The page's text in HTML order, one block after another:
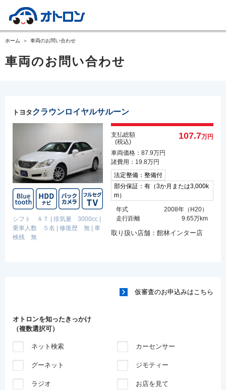
ホーム 車両のお問い合わせ
車両のお問い合わせ
トヨタクラウンロイヤルサルーン
シフト ＡＴ 排気量 3000cc
乗車人数 ５名
修復歴 無
車
検残 無
支払総額
(税込)
107.7万円
車両価格：87.9万円
諸費用：19.8万円
法定整備：整備付
部分保証：有（3か月または3,000k
m）
年式
2008年（H20）
走行距離
9.65万km
取り扱い店舗：館林インター店
仮審査のお申込みはこちら
オトロンを知ったきっかけ
（複数選択可）
ネット検索 カーセンサー
グーネット ジモティー
ラジオ お店を見て